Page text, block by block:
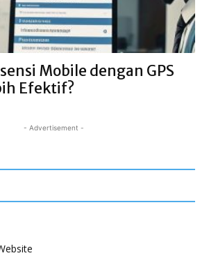
Mobile dengan GPS
Efektif?
- Advertisement -